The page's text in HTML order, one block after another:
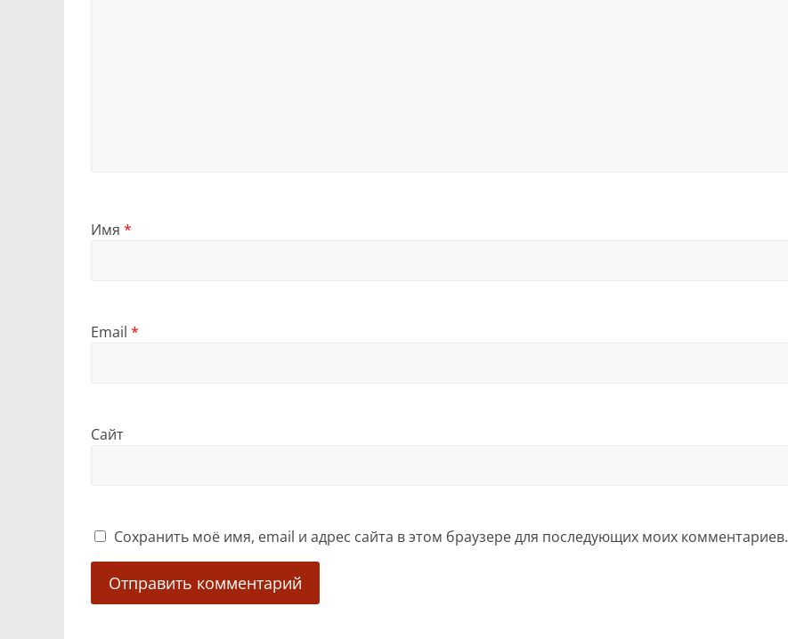
Имя *
Email *
Сайт
Сохранить моё имя, email и адрес сайта в этом браузере для последующих моих комментариев.